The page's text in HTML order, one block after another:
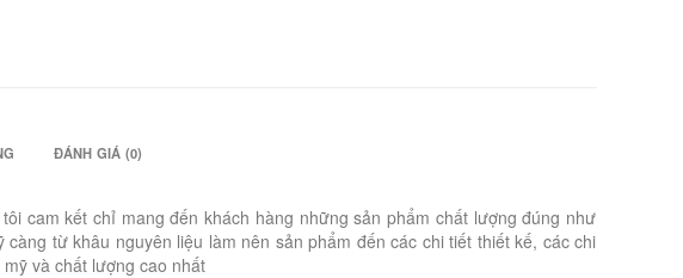
ĐÁNH GIÁ (0)
cam kết chỉ mang đến khách hàng những sản phẩm chất lượng đúng như
từ khâu nguyên liệu làm nên sản phẩm đến các chi tiết thiết kế, các chi
và chất lượng cao nhất